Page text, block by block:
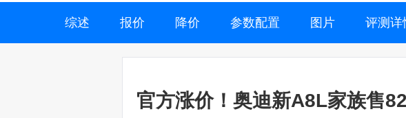
综述 报价 降价 参数配置 图片 评测详
官方涨价！奥迪新A8L家族售